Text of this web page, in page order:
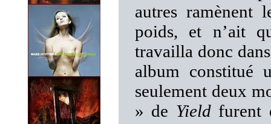
autres ramènent
poids, et n’ait
travailla donc
album constitué
seulement deux
» de Yieldfurent